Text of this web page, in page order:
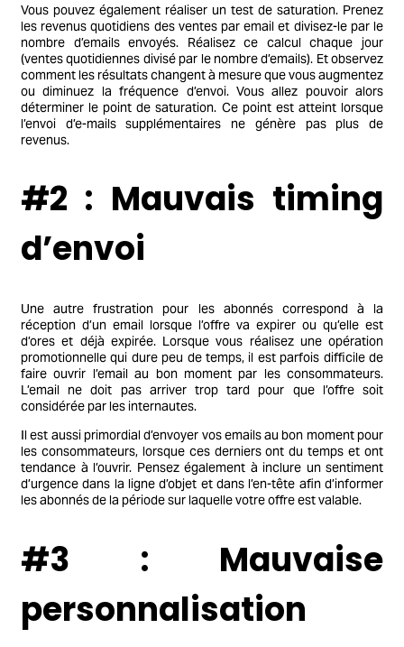
Vous pouvez également réaliser un test de saturation. Prenez
les revenus quotidiens des ventes par email et divisez-le par le
nombre d’emails envoyés. Réalisez ce calcul chaque jour
(ventes quotidiennes divisé par le nombre d’emails). Et observez
comment les résultats changent à mesure que vous augmentez
ou diminuez la fréquence d’envoi. Vous allez pouvoir alors
déterminer le point de saturation. Ce point est atteint lorsque
l’envoi d’e-mails supplémentaires ne génère pas plus de
revenus.
#2 : Mauvais timing
d’envoi
Une autre frustration pour les abonnés correspond à la
réception d’un email lorsque l’offre va expirer ou qu’elle est
d’ores et déjà expirée. Lorsque vous réalisez une opération
promotionnelle qui dure peu de temps, il est parfois difficile de
faire ouvrir l’email au bon moment par les consommateurs.
L’email ne doit pas arriver trop tard pour que l’offre soit
considérée par les internautes.
Il est aussi primordial d’envoyer vos emails au bon moment pour
les consommateurs, lorsque ces derniers ont du temps et ont
tendance à l’ouvrir. Pensez également à inclure un sentiment
d’urgence dans la ligne d’objet et dans l’en-tête afin d’informer
les abonnés de la période sur laquelle votre offre est valable.
#3 : Mauvaise
personnalisation